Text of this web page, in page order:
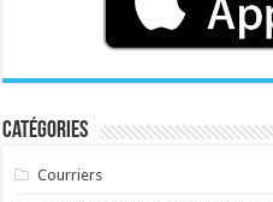
Catégories
Courriers